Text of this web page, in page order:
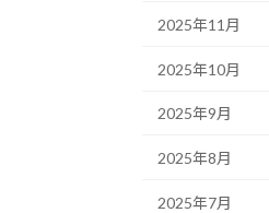
2025年11月
2025年10月
2025年9月
2025年8月
2025年7月